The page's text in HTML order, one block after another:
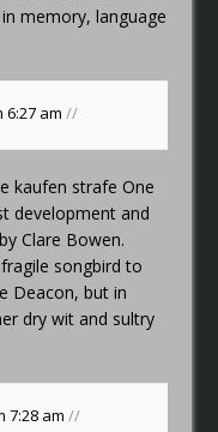
memory, language
6:27 am//
kaufen strafe One
development and
Clare Bowen.
songbird to
Deacon, but in
dry wit and sultry
7:28 am//